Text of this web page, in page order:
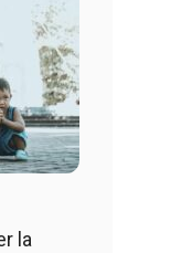
la